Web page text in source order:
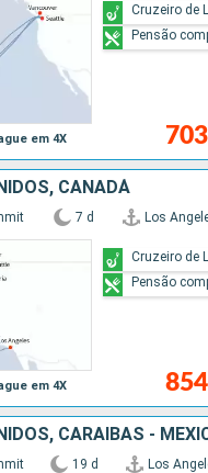
em 4X
Cruzeiro de
Pensão
CANADÁ
em 4X
7 d Los
Cruzeiro de
Pensão
19 d Los